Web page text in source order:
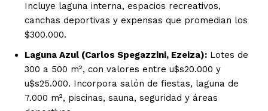
Incluye laguna interna, espacios recreativos,
canchas deportivas y expensas que promedian los
$300.000.
Laguna Azul (Carlos Spegazzini, Ezeiza): Lotes de
300 a 500 m², con valores entre u$s20.000 y
u$s25.000. Incorpora salón de fiestas, laguna de
7.000 m², piscinas, sauna, seguridad y áreas